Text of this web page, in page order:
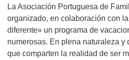
La Asociación Portuguesa de
organizado, en colaboración con
diferente» un programa de
numerosas. En plena naturaleza y
que comparten la realidad de ser